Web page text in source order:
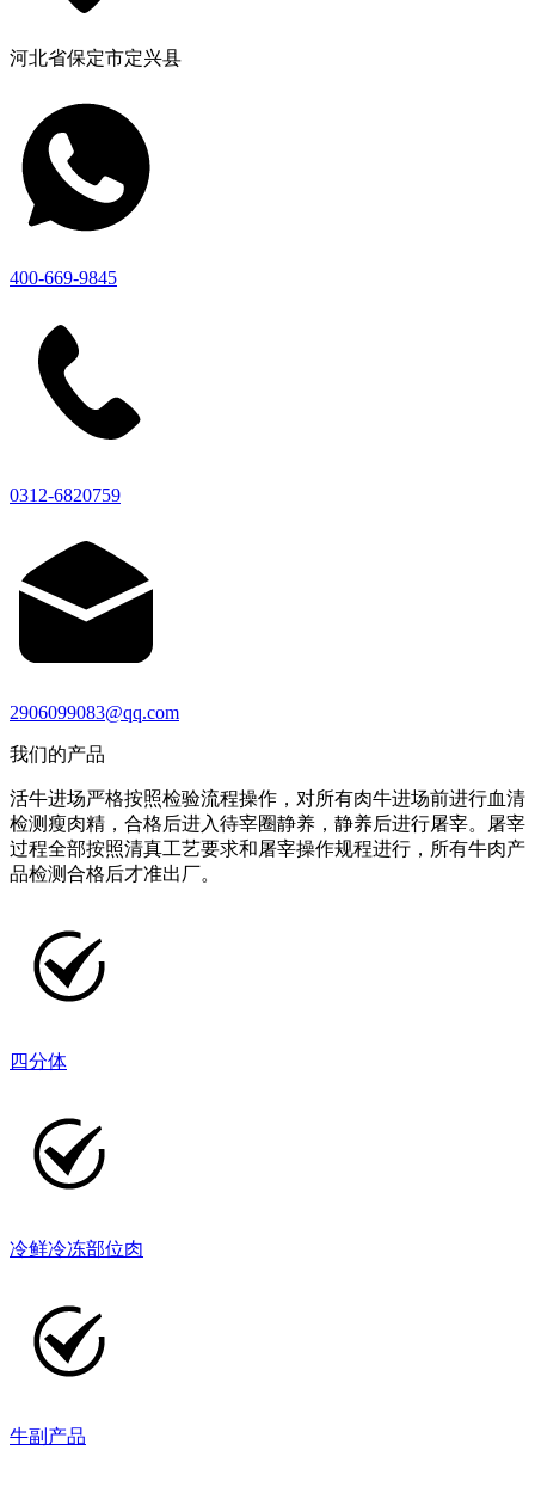
河北省保定市定兴县
400-669-9845
0312-6820759
2906099083@qq.com
我们的产品
活牛进场严格按照检验流程操作，对所有肉牛进场前进行血清
检测瘦肉精，合格后进入待宰圈静养，静养后进行屠宰。屠宰
过程全部按照清真工艺要求和屠宰操作规程进行，所有牛肉产
品检测合格后才准出厂。
四分体
冷鲜冷冻部位肉
牛副产品